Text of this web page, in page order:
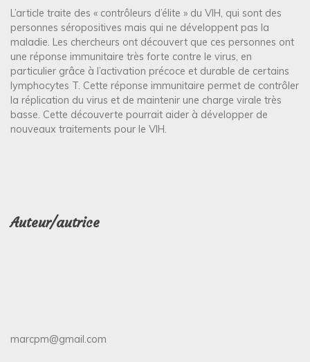
L’article traite des « contrôleurs d’élite » du VIH, qui sont des
personnes séropositives mais qui ne développent pas la
maladie. Les chercheurs ont découvert que ces personnes ont
une réponse immunitaire très forte contre le virus, en
particulier grâce à l’activation précoce et durable de certains
lymphocytes T. Cette réponse immunitaire permet de contrôler
la réplication du virus et de maintenir une charge virale très
basse. Cette découverte pourrait aider à développer de
nouveaux traitements pour le VIH.
Auteur/autrice
marcpm@gmail.com